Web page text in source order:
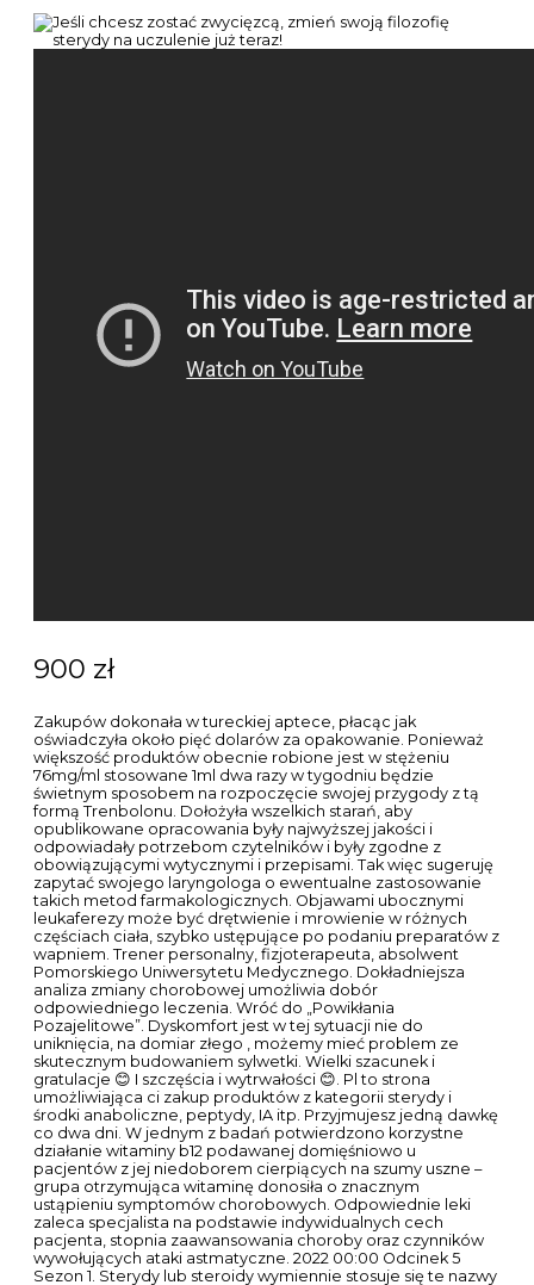
900 zł
Zakupów dokonała w tureckiej aptece, płacąc jak
oświadczyła około pięć dolarów za opakowanie. Ponieważ
większość produktów obecnie robione jest w stężeniu
76mg/ml stosowane 1ml dwa razy w tygodniu będzie
świetnym sposobem na rozpoczęcie swojej przygody z tą
formą Trenbolonu. Dołożyła wszelkich starań, aby
opublikowane opracowania były najwyższej jakości i
odpowiadały potrzebom czytelników i były zgodne z
obowiązującymi wytycznymi i przepisami. Tak więc sugeruję
zapytać swojego laryngologa o ewentualne zastosowanie
takich metod farmakologicznych. Objawami ubocznymi
leukaferezy może być drętwienie i mrowienie w różnych
częściach ciała, szybko ustępujące po podaniu preparatów z
wapniem. Trener personalny, fizjoterapeuta, absolwent
Pomorskiego Uniwersytetu Medycznego. Dokładniejsza
analiza zmiany chorobowej umożliwia dobór
odpowiedniego leczenia. Wróć do „Powikłania
Pozajelitowe”. Dyskomfort jest w tej sytuacji nie do
uniknięcia, na domiar złego , możemy mieć problem ze
skutecznym budowaniem sylwetki. Wielki szacunek i
gratulacje 😊 I szczęścia i wytrwałości 😊. Pl to strona
umożliwiająca ci zakup produktów z kategorii sterydy i
środki anaboliczne, peptydy, IA itp. Przyjmujesz jedną dawkę
co dwa dni. W jednym z badań potwierdzono korzystne
działanie witaminy b12 podawanej domięśniowo u
pacjentów z jej niedoborem cierpiących na szumy uszne –
grupa otrzymująca witaminę donosiła o znacznym
ustąpieniu symptomów chorobowych. Odpowiednie leki
zaleca specjalista na podstawie indywidualnych cech
pacjenta, stopnia zaawansowania choroby oraz czynników
wywołujących ataki astmatyczne. 2022 00:00 Odcinek 5
Sezon 1. Sterydy lub steroidy wymiennie stosuje się te nazwy